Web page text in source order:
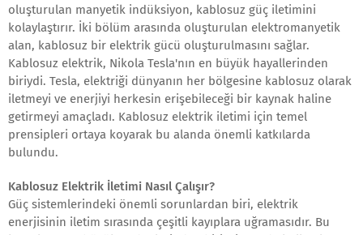
oluşturulan manyetik indüksiyon, kablosuz güç iletimini
kolaylaştırır. İki bölüm arasında oluşturulan elektromanyetik
alan, kablosuz bir elektrik gücü oluşturulmasını sağlar.
Kablosuz elektrik, Nikola Tesla'nın en büyük hayallerinden
biriydi. Tesla, elektriği dünyanın her bölgesine kablosuz olarak
iletmeyi ve enerjiyi herkesin erişebileceği bir kaynak haline
getirmeyi amaçladı. Kablosuz elektrik iletimi için temel
prensipleri ortaya koyarak bu alanda önemli katkılarda
bulundu.
Kablosuz Elektrik İletimi Nasıl Çalışır?
Güç sistemlerindeki önemli sorunlardan biri, elektrik
enerjisinin iletim sırasında çeşitli kayıplara uğramasıdır. Bu